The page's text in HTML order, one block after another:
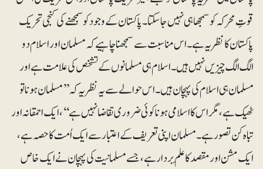
قوتِ محرکہ کو سمجھا ہی نہیں جا سکتا۔ پاکستان کے وجود کو سمجھنے کی کنجی تحریک
پاکستان کا نظریہ ہے۔ اس مناسبت سے سمجھنا چاہیے کہ مسلمان اور اسلام دو
الگ الگ چیزیں نہیں ہیں۔ اسلام ہی مسلمانوں کے تشخص کی علامت ہے اور
مسلمان ہی اسلام کی پہچان ہیں۔ اس حوالے سے یہ نظریہ کہ’’ مسلمان ہونا تو
ٹھیک ہے، مگر اس کا اسلامی ہونا کوئی ضروری تقاضا نہیں ہے‘‘، ایک احمقانہ اور
تباہ کن تصور ہے۔ مسلمان اپنی تعریف کے اعتبار سے ایک اُمت کا حصہ ہے،
ایک مشن اور مقصد کا علَم بردار ہے، جسے مسلمانیت کی پہچان نے ایک خاص